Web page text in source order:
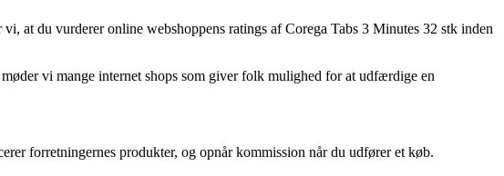
at du vurderer online webshoppens ratings af Corega Tabs 3 Minutes 32 stk inden
vi mange internet shops som giver folk mulighed for at udfærdige en
forretningernes produkter, og opnår kommission når du udfører et køb.